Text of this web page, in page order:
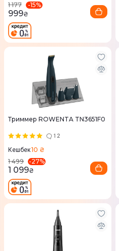
1 177
-15%
999₴
Триммер ROWENTA TN3651F0
12
Кешбек10 ₴
1 499
-27%
1 099₴